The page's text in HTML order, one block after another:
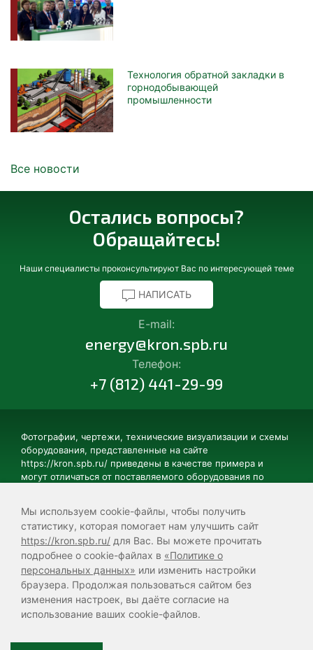
Мы используем cookie-файлы, чтобы получить
статистику, которая помогает нам улучшить сайт
https://kron.spb.ru/ для Вас. Вы можете прочитать
подробнее о cookie-файлах в «Политике о
персональных данных» или изменить настройки
браузера. Продолжая пользоваться сайтом без
изменения настроек, вы даёте согласие на
использование ваших cookie-файлов.
Технология обратной закладки в
горнодобывающей
промышленности
Все новости
Остались вопросы?
Обращайтесь!
Наши специалисты проконсультируют Вас по интересующей теме
НАПИСАТЬ
E-mail:
energy@kron.spb.ru
Телефон:
+7 (812) 441-29-99
Фотографии, чертежи, технические визуализации и схемы
оборудования, представленные на сайте
https://kron.spb.ru/ приведены в качестве примера и
могут отличаться от поставляемого оборудования по
дополнительные элементы, не поставляющиеся в базовой
комплектации. Технические характеристики
представленного на данном сайте оборудования могут
отличаться от характеристик поставляемого оборудования
и подлежат уточнению в ходе формирования
технического задания или коммерческого предложения.